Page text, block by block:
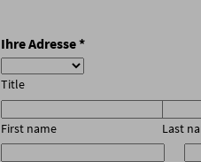
Ihre Adresse*
Title
First name Last